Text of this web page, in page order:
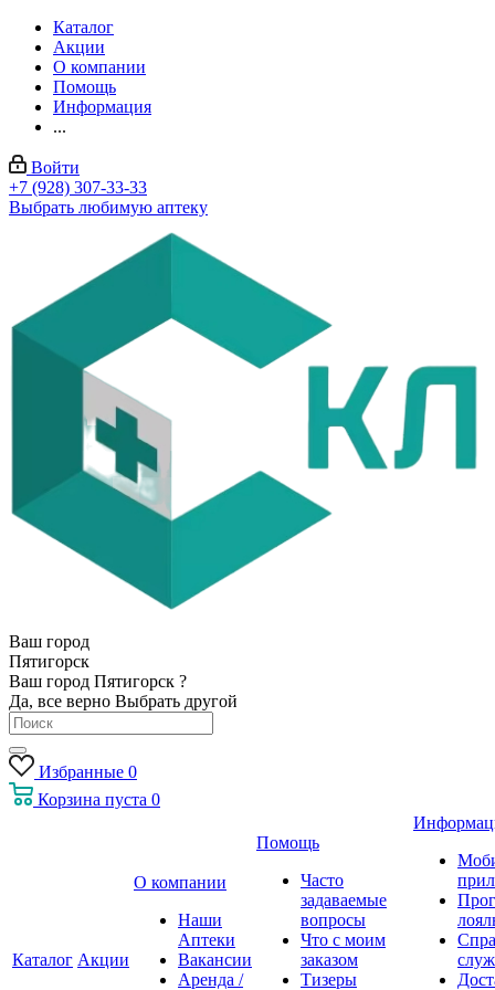
Каталог
Акции
О компании
Помощь
Информация
...
Войти
+7 (928) 307-33-33
Выбрать любимую аптеку
Ваш город
Пятигорск
Ваш город Пятигорск ?
Да, все верно Выбрать другой
Избранные 0
Корзина пуста 0
Каталог Акции
О компании
Наши
Аптеки
Вакансии
Аренда /
Помощь
Часто
задаваемые
вопросы
Что с моим
заказом
Тизеры